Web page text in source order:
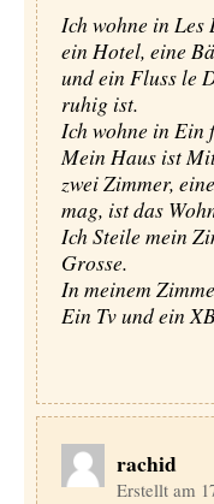
Ich wohne in Les
ein Hotel, eine
und ein Fluss le
ruhig ist.
Ich wohne in Ein
Mein Haus ist
zwei Zimmer,
mag, ist das
Ich Steile mein
Grosse.
In meinem
Ein Tv und ein
rachid
Erstellt am